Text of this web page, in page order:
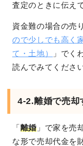
査定のときに伝え
資金難の場合の売
ので少しでも高く
て・土地）
」でく
読んでみてください
4-2.離婚で売却
「 離婚」で家を売
な形で売却代金を